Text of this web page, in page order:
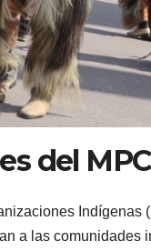
del
Indígenas
a las comunidades